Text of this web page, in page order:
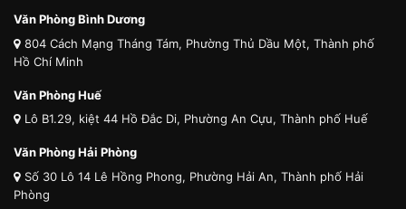
Văn Phòng Bình Dương
804 Cách Mạng Tháng Tám, Phường Thủ Dầu Một, Thành phố
Hồ Chí Minh
Văn Phòng Huế
Lô B1.29, kiệt 44 Hồ Đắc Di, Phường An Cựu, Thành phố Huế
Văn Phòng Hải Phòng
Số 30 Lô 14 Lê Hồng Phong, Phường Hải An, Thành phố Hải
Phòng